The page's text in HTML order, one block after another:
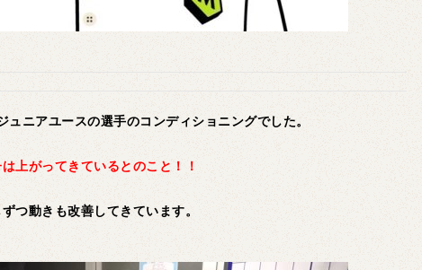
ュニアユースの選手のコンディショニングでした。
上がってきているとのこと！！
つ動きも改善してきています。